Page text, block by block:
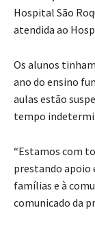
Hospital São
atendida ao
Os alunos
ano do ensino
aulas estão
tempo
“Estamos com
prestando apoio
famílias e à
comunicado da